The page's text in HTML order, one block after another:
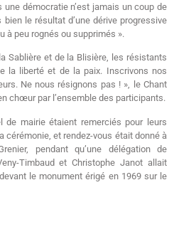
une démocratie n’est jamais un coup de
le résultat d’une dérive progressive
à peu rognés ou supprimés ».
Sablière et de la Blisière, les résistants
la liberté et de la paix. Inscrivons nos
Ne nous résignons pas ! », le Chant
chœur par l’ensemble des participants.
de mairie étaient remerciés pour leurs
cérémonie, et rendez-vous était donné à
pendant qu’une délégation de
Timbaud et Christophe Janot allait
le monument érigé en 1969 sur le